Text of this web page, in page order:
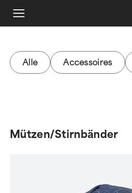
Alle Accessoires
Mützen/Stirnbänder